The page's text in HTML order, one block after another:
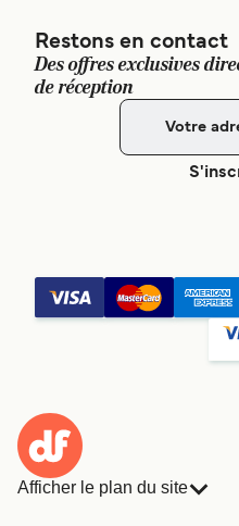
Restons en contact
Des offres exclusives
de réception
Afficher le plan du site